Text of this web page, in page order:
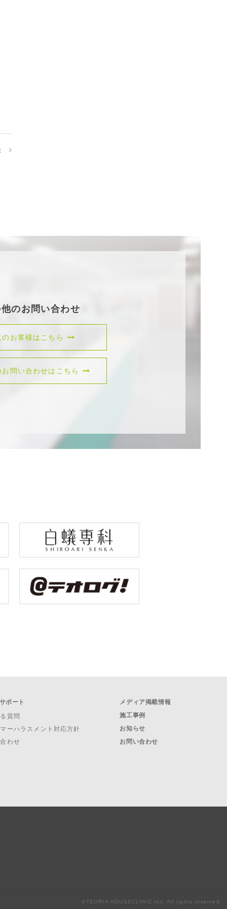
のお問い合わせ
のお客様はこちら
問い合わせはこちら
ポート
質問
ーハラスメント対応方針
わせ
メディア掲載情報
施工事例
お知らせ
お問い合わせ
©TEORIA HOUSECLINIC Inc. All rights reserved.